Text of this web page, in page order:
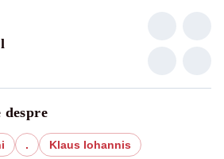
. Klaus Iohannis